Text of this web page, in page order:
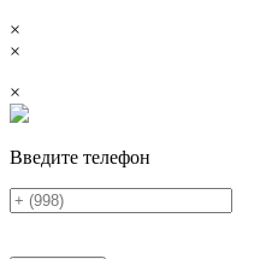
×
×
×
Введите телефон